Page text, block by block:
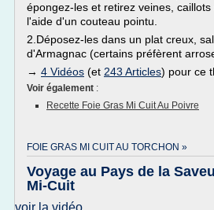
épongez-les et retirez veines,
l'aide d'un couteau pointu.
2.Déposez-les dans un plat creux,
d'Armagnac (certains préfèrent
→ 4 Vidéos (et 243 Articles) pour ce
Voir également :
Recette Foie Gras Mi Cuit Au Poivre
FOIE GRAS MI CUIT AU TORCHON »
Voyage au Pays de la
Mi-Cuit
voir la vidéo